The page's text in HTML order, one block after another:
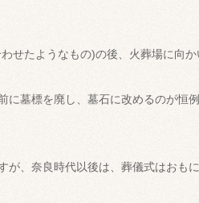
せたようなもの)の後、火葬場に向
に墓標を廃し、墓石に改めるのが恒
が、奈良時代以後は、葬儀式はおも